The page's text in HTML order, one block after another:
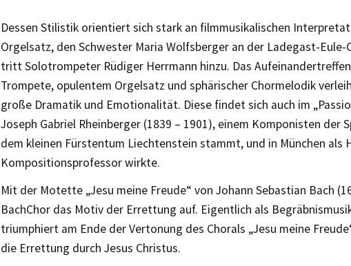
Dessen Stilistik orientiert sich stark an filmmusikalischen
Orgelsatz, den Schwester Maria Wolfsberger an der Ladegast-
tritt Solotrompeter Rüdiger Herrmann hinzu. Das
Trompete, opulentem Orgelsatz und sphärischer Chormelodik
große Dramatik und Emotionalität. Diese findet sich auch im
Joseph Gabriel Rheinberger (1839 – 1901), einem Komponisten der
dem kleinen Fürstentum Liechtenstein stammt, und in München als
Kompositionsprofessor wirkte.
Mit der Motette „Jesu meine Freude“ von Johann Sebastian Bach
BachChor das Motiv der Errettung auf. Eigentlich als
triumphiert am Ende der Vertonung des Chorals „Jesu meine
die Errettung durch Jesus Christus.